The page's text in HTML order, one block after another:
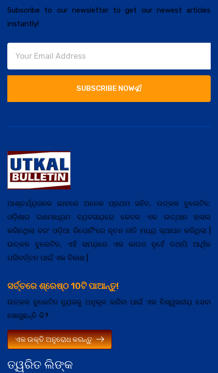
Subscribe to our newsletter to get our newest articles
instantly!
SUBSCRIBE NOW
ତ୍ୱରିତ ଲିଙ୍କ
ଆଶ୍ଚର୍ଯ୍ଯ଼ଜନକ ଭାବରେ ଅନେକ ପ୍ରଥମ ସହିତ, ଉତ୍କଳ ବୁଲେଟିନ,
ଓଡ଼ିଶାର ଗଣମାଧ୍ଯ଼ମ ବ୍ଯ଼ବସାଯ଼ରେ କେବଳ ଏକ ଉତ୍ଥାନ ହାସଲ
କରିନଥିଲା ବରଂ ଓଡ଼ିଆ ରିପୋର୍ଟିଂରେ ନୂତନ ନୀତି ମଧ୍ଯ଼ ସ୍ଥାପନ କରିଥିଲା |
ଉତ୍କଳ ବୁଲେଟିନ, ଏହି ସମଯ଼ରେ ଏକ କାଗଜ ନୁହେଁ ତଥାପି ଆର୍ଥିକ
ପରିବର୍ତ୍ତନ ପାଇଁ ଏକ ବିକାଶ |
ସର୍ଚ୍ଚରେ ଶ୍ରେଷ୍ଠ 10ଟି ପାଆନ୍ତୁ!
ଉତ୍କଳ ବୁଲେଟିନ ନ୍ଯ଼ୁଜକୁ ଅନୁକୂଳ କରିବା ପାଇଁ ଏକ ବିଶ୍ୱସନୀଯ଼ ସେବା
ଖୋଜୁଛନ୍ତି କି?
ଏକ ଉକ୍ତି ଅନୁରୋଧ କରନ୍ତୁ